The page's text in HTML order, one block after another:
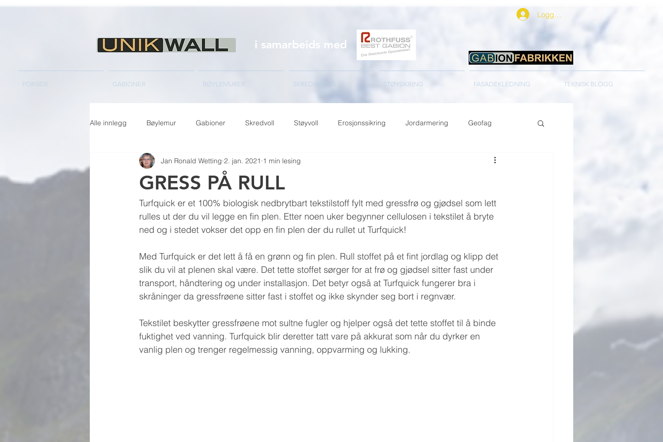
Logg inn
i samarbeids med
FORSIDE GABIONER BØYLEMURER SKREDSIKRNG STØYSIKRING FASADEKLEDNING TEKNISK BLOGG
Alle innlegg Bøylemur Gabioner Skredvoll Støyvoll Erosjonssikring Jordarmering Geofag
GRESS PÅ RULL
Jan Ronald Wetting 2. jan. 2021 1 min lesing
Turfquick er et 100% biologisk nedbrytbart tekstilstoff fylt med gressfrø og gjødsel som lett
rulles ut der du vil legge en fin plen. Etter noen uker begynner cellulosen i tekstilet å bryte
ned og i stedet vokser det opp en fin plen der du rullet ut Turfquick!
Med Turfquick er det lett å få en grønn og fin plen. Rull stoffet på et fint jordlag og klipp det
slik du vil at plenen skal være. Det tette stoffet sørger for at frø og gjødsel sitter fast under
transport, håndtering og under installasjon. Det betyr også at Turfquick fungerer bra i
skråninger da gressfrøene sitter fast i stoffet og ikke skynder seg bort i regnvær.
Tekstilet beskytter gressfrøene mot sultne fugler og hjelper også det tette stoffet til å binde
fuktighet ved vanning. Turfquick blir deretter tatt vare på akkurat som når du dyrker en
vanlig plen og trenger regelmessig vanning, oppvarming og lukking.